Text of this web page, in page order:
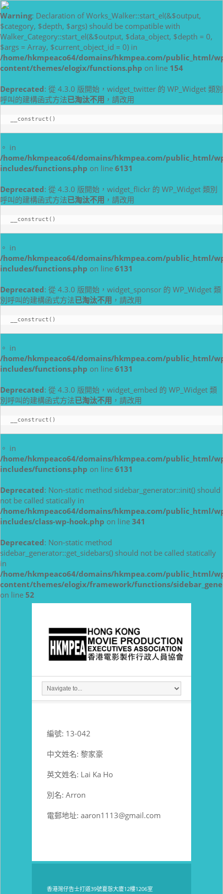
Warning: Declaration of Works_Walker::start_el(&$output,
$category, $depth, $args) should be compatible with
Walker_Category::start_el(&$output, $data_object, $depth = 0,
$args = Array, $current_object_id = 0) in
/home/hkmpeaco64/domains/hkmpea.com/public_html/
content/themes/elogix/functions.php on line 154
Deprecated: 從 4.3.0 版開始，widget_twitter 的 WP_Widget 類別
呼叫的建構函式方法已淘汰不用 ，請改用
__construct()
。 in
/home/hkmpeaco64/domains/hkmpea.com/public_html/
includes/functions.php on line 6131
Deprecated: 從 4.3.0 版開始，widget_flickr 的 WP_Widget 類別
呼叫的建構函式方法已淘汰不用 ，請改用
__construct()
。 in
/home/hkmpeaco64/domains/hkmpea.com/public_html/
includes/functions.php on line 6131
Deprecated: 從 4.3.0 版開始，widget_sponsor 的 WP_Widget 類
別呼叫的建構函式方法已淘汰不用 ，請改用
__construct()
。 in
/home/hkmpeaco64/domains/hkmpea.com/public_html/
includes/functions.php on line 6131
Deprecated: 從 4.3.0 版開始，widget_embed 的 WP_Widget 類
別呼叫的建構函式方法已淘汰不用 ，請改用
__construct()
。 in
/home/hkmpeaco64/domains/hkmpea.com/public_html/
includes/functions.php on line 6131
Deprecated: Non-static method sidebar_generator::init() should
not be called statically in
/home/hkmpeaco64/domains/hkmpea.com/public_html/
includes/class-wp-hook.php on line 341
Deprecated: Non-static method
sidebar_generator::get_sidebars() should not be called statically
in
/home/hkmpeaco64/domains/hkmpea.com/public_html/
content/themes/elogix/framework/functions/
on line 52
編號: 13-042
中文姓名: 黎家豪
英文姓名: Lai Ka Ho
別名: Arron
電郵地址: aaron1113@gmail.com
香港灣仔告士打道39號夏愨大廈12樓1206室